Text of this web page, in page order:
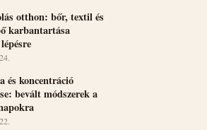
otthon: bőr, textil és
karbantartása
és koncentráció
bevált módszerek a